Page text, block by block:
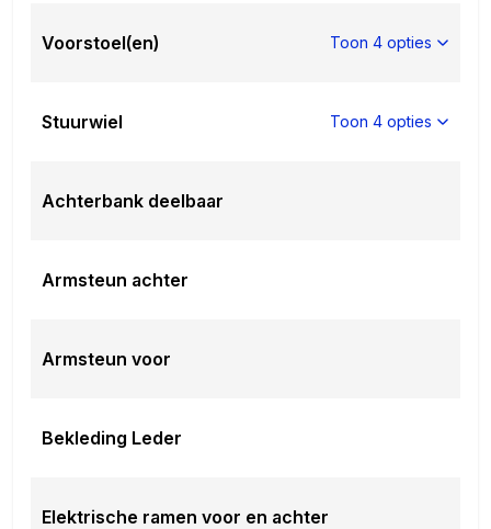
Voorstoel(en) Toon 4 opties
Stuurwiel Toon 4 opties
Achterbank deelbaar
Armsteun achter
Armsteun voor
Bekleding Leder
Elektrische ramen voor en achter